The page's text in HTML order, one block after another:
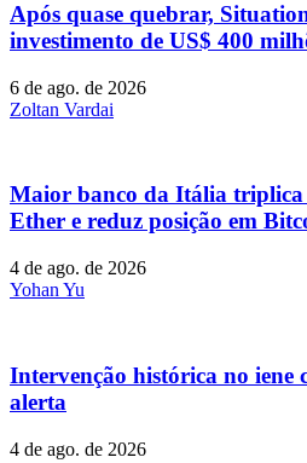
Após quase quebrar,
investimento de US$ 400
6 de ago. de 2026
Zoltan Vardai
Maior banco da Itália triplica
Ether e reduz posição em
4 de ago. de 2026
Yohan Yu
Intervenção histórica no iene
alerta
4 de ago. de 2026